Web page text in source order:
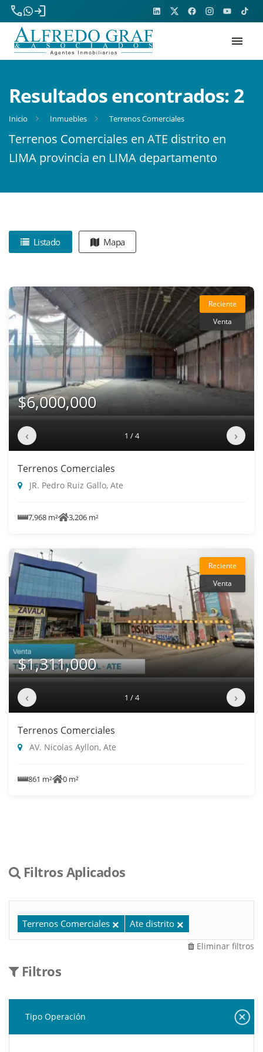
phone
login
menu
Resultados encontrados: 2
Inicio Inmuebles Terrenos Comerciales
Terrenos Comerciales en ATE distrito en
LIMA provincia en LIMA departamento
Listado Mapa
Reciente
Venta
$6,000,000
‹ 1 / 4 ›
Terrenos Comerciales
JR. Pedro Ruiz Gallo, Ate
7,968 m² 3,206 m²
Reciente
Venta
$1,311,000
‹ 1 / 4 ›
Terrenos Comerciales
AV. Nicolas Ayllon, Ate
861 m² 0 m²
Filtros Aplicados
Terrenos Comerciales Ate distrito
Eliminar filtros
Filtros
Tipo Operación